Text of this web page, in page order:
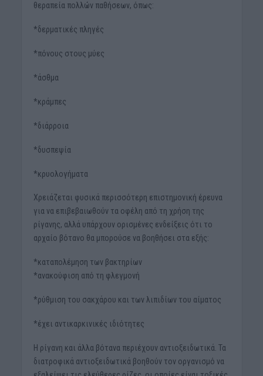
θεραπεία πολλών παθήσεων, όπως:
*δερματικές πληγές
*πόνους στους μύες
*άσθμα
*κράμπες
*διάρροια
*δυσπεψία
*κρυολογήματα
Χρειάζεται φυσικά περισσότερη επιστημονική έρευνα
για να επιβεβαιωθούν τα οφέλη από τη χρήση της
ρίγανης, αλλά υπάρχουν ορισμένες ενδείξεις ότι το
αρχαίο βότανο θα μπορούσε να βοηθήσει στα εξής:
*καταπολέμηση των βακτηρίων
*ανακούφιση από τη φλεγμονή
*ρύθμιση του σακχάρου και των λιπιδίων του αίματος
*έχει αντικαρκινικές ιδιότητες
Η ρίγανη και άλλα βότανα περιέχουν αντιοξειδωτικά. Τα
διατροφικά αντιοξειδωτικά βοηθούν τον οργανισμό να